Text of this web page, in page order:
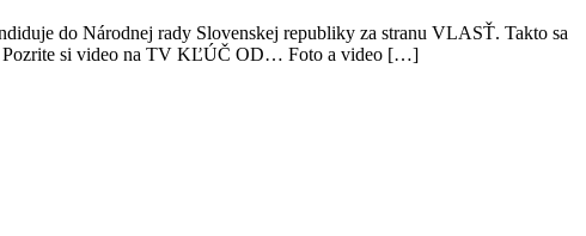
do Národnej rady Slovenskej republiky za stranu VLASŤ. Takto sa
Pozrite si video na TV KĽÚČ OD… Foto a video […]